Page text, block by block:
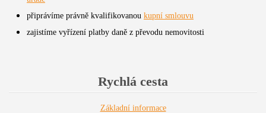
připrávíme právně kvalifikovanou kupní smlouvu
zajistíme vyřízení platby daně z převodu nemovitosti
Rychlá cesta
Základní informace